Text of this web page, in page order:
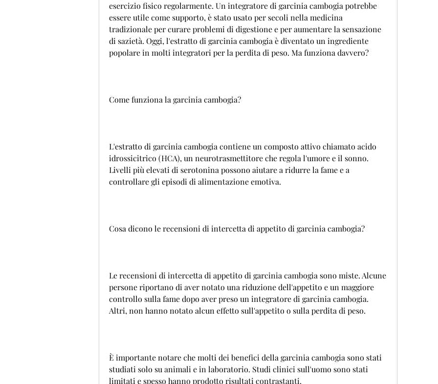
esercizio fisico regolarmente. Un integratore di garcinia cambogia potrebbe
essere utile come supporto, è stato usato per secoli nella medicina
tradizionale per curare problemi di digestione e per aumentare la sensazione
di sazietà. Oggi, l'estratto di garcinia cambogia è diventato un ingrediente
popolare in molti integratori per la perdita di peso. Ma funziona davvero?
Come funziona la garcinia cambogia?
L'estratto di garcinia cambogia contiene un composto attivo chiamato acido
idrossicitrico (HCA), un neurotrasmettitore che regola l'umore e il sonno.
Livelli più elevati di serotonina possono aiutare a ridurre la fame e a
controllare gli episodi di alimentazione emotiva.
Cosa dicono le recensioni di intercetta di appetito di garcinia cambogia?
Le recensioni di intercetta di appetito di garcinia cambogia sono miste. Alcune
persone riportano di aver notato una riduzione dell'appetito e un maggiore
controllo sulla fame dopo aver preso un integratore di garcinia cambogia.
Altri, non hanno notato alcun effetto sull'appetito o sulla perdita di peso.
È importante notare che molti dei benefici della garcinia cambogia sono stati
studiati solo su animali e in laboratorio. Studi clinici sull'uomo sono stati
limitati e spesso hanno prodotto risultati contrastanti.